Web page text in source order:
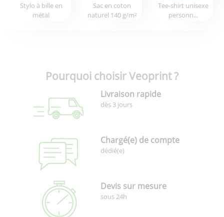
Stylo à bille en
métal
Sac en coton
naturel 140 g/m²
Tee-shirt unisexe
personn...
Pourquoi choisir Veoprint ?
Livraison rapide
dès 3 jours
Chargé(e) de compte
dédié(e)
Devis sur mesure
sous 24h